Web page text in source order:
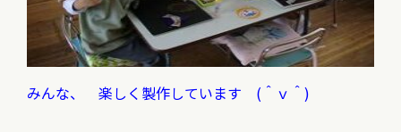
みんな、 楽しく製作しています (＾ｖ＾)